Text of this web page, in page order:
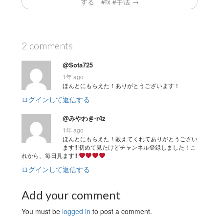
2 comments
@Sota725
1年 ago
ほんとにもらえた！ありがとうございます！
ログインして返信する
@みやわき-r4z
1年 ago
ほんとにもらえた！教えてくれてありがとうござい
ます!!!初めて見たけどチャンネル登録しました！こ
れから、毎日見ます!!!
ログインして返信する
Add your comment
You must be logged in to post a comment.